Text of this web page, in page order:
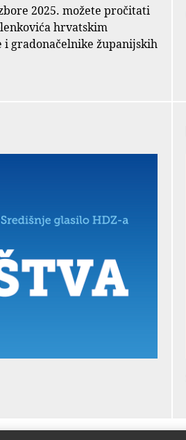
2025. možete pročitati
hrvatskim
i gradonačelnike županijskih